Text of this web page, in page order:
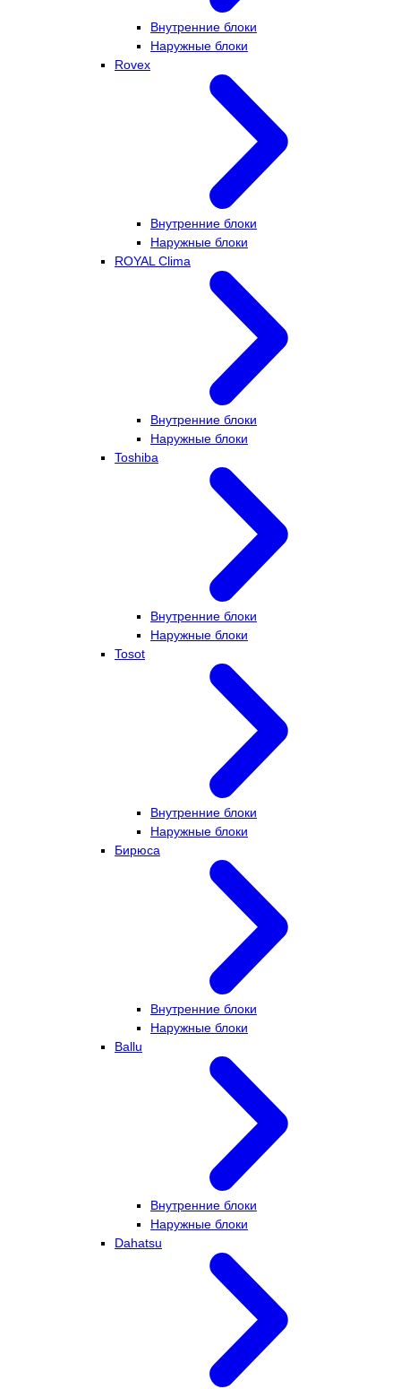
Внутренние блоки
Наружные блоки
Rovex
Внутренние блоки
Наружные блоки
ROYAL Clima
Внутренние блоки
Наружные блоки
Toshiba
Внутренние блоки
Наружные блоки
Tosot
Внутренние блоки
Наружные блоки
Бирюса
Внутренние блоки
Наружные блоки
Ballu
Внутренние блоки
Наружные блоки
Dahatsu